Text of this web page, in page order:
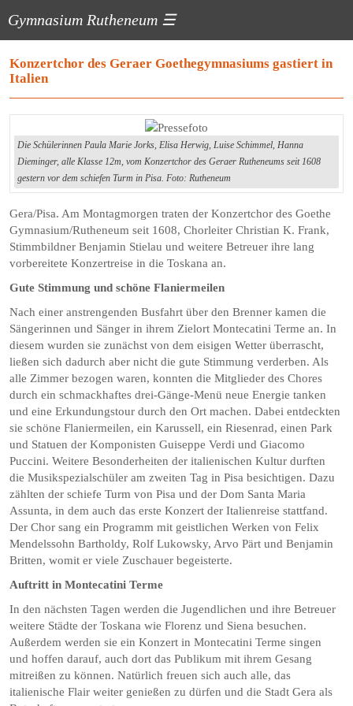
Gymnasium Rutheneum ☰
Konzertchor des Geraer Goethegymnasiums gastiert in
Italien
Die Schülerinnen Paula Marie Jorks, Elisa Herwig, Luise Schimmel, Hanna
Dieminger, alle Klasse 12m, vom Konzertchor des Geraer Rutheneums seit 1608
gestern vor dem schiefen Turm in Pisa. Foto: Rutheneum
Gera/Pisa. Am Montagmorgen traten der Konzertchor des Goethe
Gymnasium/Rutheneum seit 1608, Chorleiter Christian K. Frank,
Stimmbildner Benjamin Stielau und weitere Betreuer ihre lang
vorbereitete Konzertreise in die Toskana an.
Gute Stimmung und schöne Flaniermeilen
Nach einer anstrengenden Busfahrt über den Brenner kamen die
Sängerinnen und Sänger in ihrem Zielort Montecatini Terme an. In
diesem wurden sie zunächst von dem eisigen Wetter überrascht,
ließen sich dadurch aber nicht die gute Stimmung verderben. Als
alle Zimmer bezogen waren, konnten die Mitglieder des Chores
durch ein schmackhaftes drei-Gänge-Menü neue Energie tanken
und eine Erkundungstour durch den Ort machen. Dabei entdeckten
sie schöne Flaniermeilen, ein Karussell, ein Riesenrad, einen Park
und Statuen der Komponisten Guiseppe Verdi und Giacomo
Puccini. Weitere Besonderheiten der italienischen Kultur durften
die Musikspezialschüler am zweiten Tag in Pisa besichtigen. Dazu
zählten der schiefe Turm von Pisa und der Dom Santa Maria
Assunta, in dem auch das erste Konzert der Italienreise stattfand.
Der Chor sang ein Programm mit geistlichen Werken von Felix
Mendelssohn Bartholdy, Rolf Lukowsky, Arvo Pärt und Benjamin
Britten, womit er viele Zuschauer begeisterte.
Auftritt in Montecatini Terme
In den nächsten Tagen werden die Jugendlichen und ihre Betreuer
weitere Städte der Toskana wie Florenz und Siena besuchen.
Außerdem werden sie ein Konzert in Montecatini Terme singen
und hoffen darauf, auch dort das Publikum mit ihrem Gesang
mitreißen zu können. Natürlich freuen sich auch alle, das
italienische Flair weiter genießen zu dürfen und die Stadt Gera als